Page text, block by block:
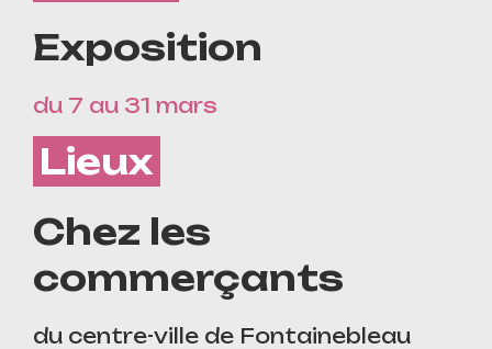
Exposition
du 7 au 31 mars
Lieux
Chez les
commerçants
du centre-ville de Fontainebleau